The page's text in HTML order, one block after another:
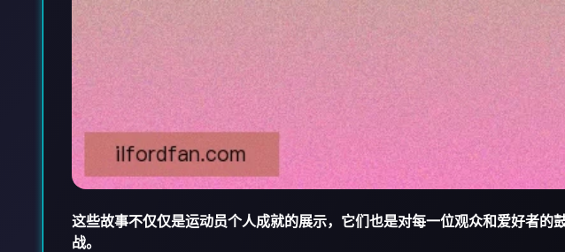
这些故事不仅仅是运动员个人成就的展示，它们也是对每一位观众和爱好者的
战。